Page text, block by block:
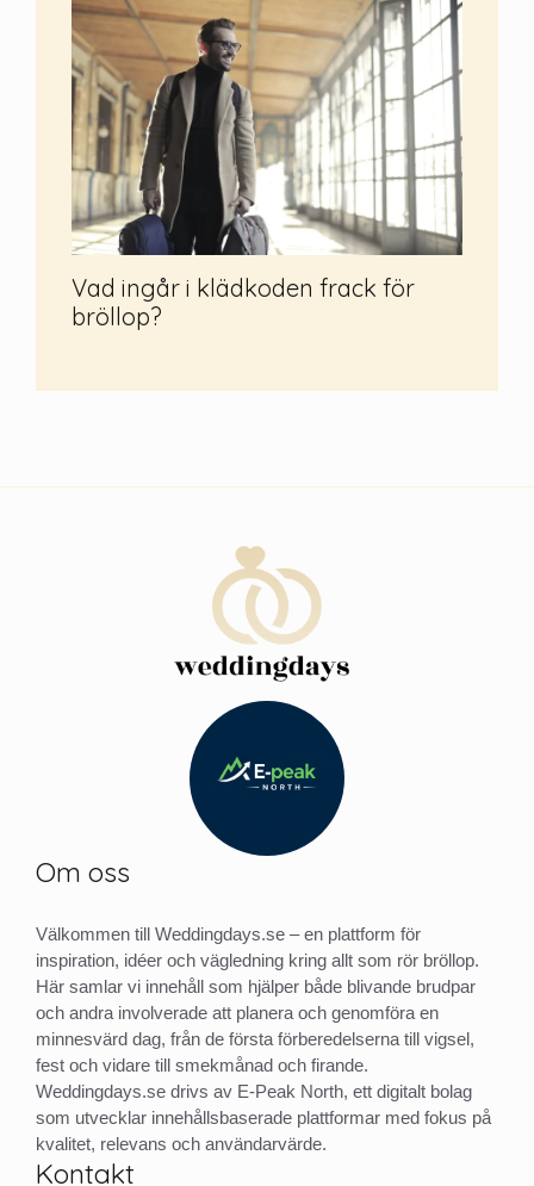
Vad ingår i klädkoden frack för
bröllop?
Om oss
Välkommen till Weddingdays.se – en plattform för
inspiration, idéer och vägledning kring allt som rör bröllop.
Här samlar vi innehåll som hjälper både blivande brudpar
och andra involverade att planera och genomföra en
minnesvärd dag, från de första förberedelserna till vigsel,
fest och vidare till smekmånad och firande.
Weddingdays.se drivs av E-Peak North, ett digitalt bolag
som utvecklar innehållsbaserade plattformar med fokus på
kvalitet, relevans och användarvärde.
Kontakt